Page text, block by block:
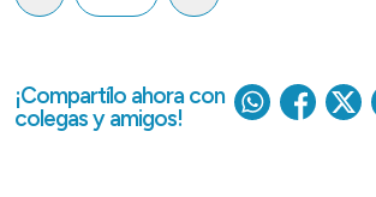
¡Compartílo ahora con
colegas y amigos!